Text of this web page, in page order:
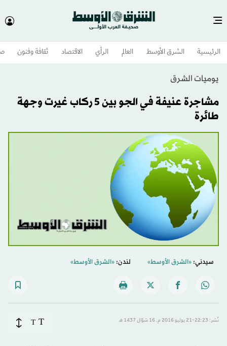
الرئيسية الشرق الأوسط​ العالم الرأي الاقتصاد ثقافة وفنون
يوميات الشرق
مشاجرة عنيفة في الجو بين 5 ركاب غيرت وجهة
طائرة
سيدني:«الشرق الأوسط» لندن:«الشرق الأوسط»
نُشر: 22:23-21 يوليو 2016 م ـ 16 شوّال 1437 هـ T
T